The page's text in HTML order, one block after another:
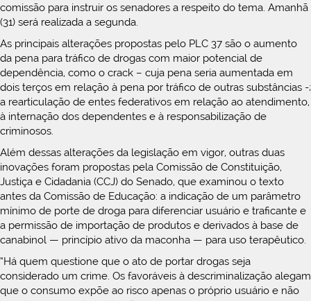
comissão para instruir os senadores a respeito do tema. Amanhã
(31) será realizada a segunda.
As principais alterações propostas pelo PLC 37 são o aumento
da pena para tráfico de drogas com maior potencial de
dependência, como o crack – cuja pena seria aumentada em
dois terços em relação à pena por tráfico de outras substâncias -;
a rearticulação de entes federativos em relação ao atendimento,
à internação dos dependentes e à responsabilização de
criminosos.
Além dessas alterações da legislação em vigor, outras duas
inovações foram propostas pela Comissão de Constituição,
Justiça e Cidadania (CCJ) do Senado, que examinou o texto
antes da Comissão de Educação: a indicação de um parâmetro
mínimo de porte de droga para diferenciar usuário e traficante e
a permissão de importação de produtos e derivados à base de
canabinol — princípio ativo da maconha — para uso terapêutico.
“Há quem questione que o ato de portar drogas seja
considerado um crime. Os favoráveis à descriminalização alegam
que o consumo expõe ao risco apenas o próprio usuário e não